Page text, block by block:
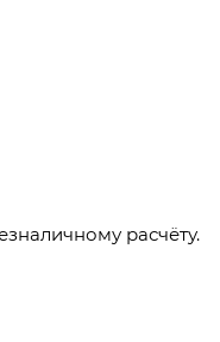
расчёту.